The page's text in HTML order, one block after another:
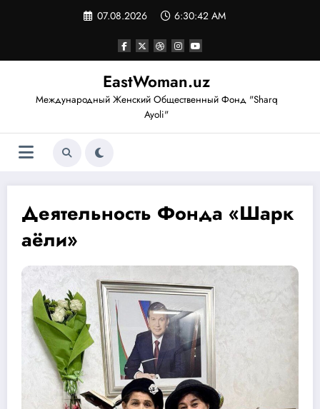
07.08.2026 6:30:43 AM
EastWoman.uz
Международный Женский Общественный Фонд "Sharq
Ayoli"
Деятельность Фонда «Шарк
аёли»